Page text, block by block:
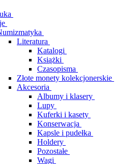
Literatura
Katalogi
Książki
Czasopisma
Złote monety kolekcjonerskie
Akcesoria
Albumy i klasery
Lupy
Kuferki i kasety
Konserwacja
Kapsle i pudełka
Holdery
Pozostałe
Wagi